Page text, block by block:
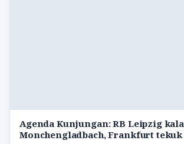
Agenda Kunjungan: RB Leipzig
Monchengladbach, Frankfurt